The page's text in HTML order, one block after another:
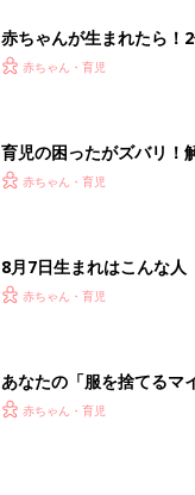
赤ちゃんが生まれたら！
赤ちゃん・育児
育児の困ったがズバリ！
つ情報がいっぱい！
赤ちゃん・育児
8月7日生まれはこんな
赤ちゃん・育児
あなたの「服を捨てるマ
スタイリストが喝！
赤ちゃん・育児